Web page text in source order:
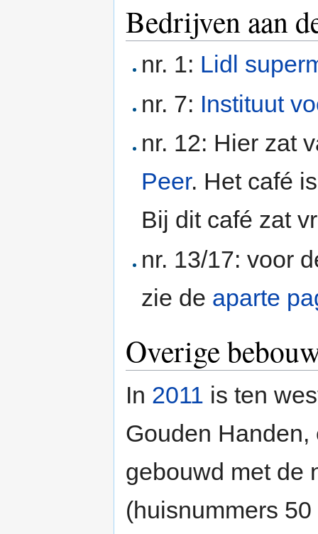
Bedrijven aan
nr. 1: Lidl
nr. 7: Instituut
nr. 12: Hier zat
Peer. Het café
Bij dit café zat
nr. 13/17: voor
zie de aparte
Overige
In 2011 is ten
Gouden
gebouwd met de
(huisnummers 50